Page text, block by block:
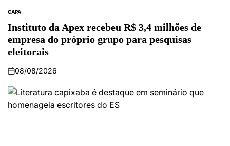
CAPA
Instituto da Apex recebeu R$ 3,4 milhões de
empresa do próprio grupo para pesquisas
eleitorais
08/08/2026